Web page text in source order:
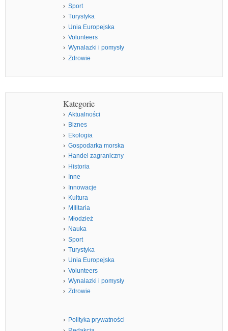
Sport
Turystyka
Unia Europejska
Volunteers
Wynalazki i pomysły
Zdrowie
Kategorie
Aktualności
Biznes
Ekologia
Gospodarka morska
Handel zagraniczny
Historia
Inne
Innowacje
Kultura
MIlitaria
Młodzież
Nauka
Sport
Turystyka
Unia Europejska
Volunteers
Wynalazki i pomysły
Zdrowie
Polityka prywatności